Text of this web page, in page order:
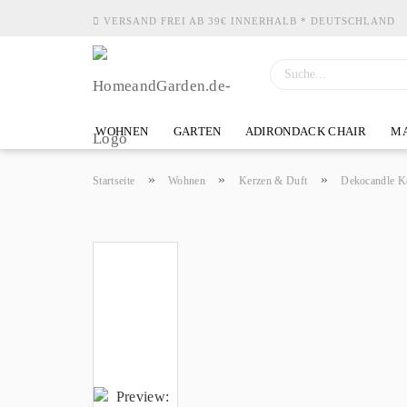
VERSAND FREI AB 39€ INNERHALB * DEUTSCHLAND
WOHNEN GARTEN ADIRONDACK CHAIR
Startseite » Wohnen » Kerzen & Duft » Dekocandle